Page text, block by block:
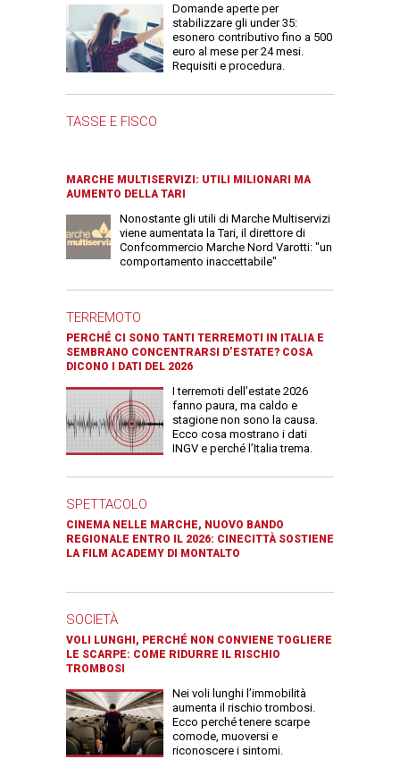
Domande aperte per
stabilizzare gli under 35:
esonero contributivo fino a 500
euro al mese per 24 mesi.
Requisiti e procedura.
TASSE E FISCO
MARCHE MULTISERVIZI: UTILI MILIONARI MA
AUMENTO DELLA TARI
Nonostante gli utili di Marche Multiservizi
viene aumentata la Tari, il direttore di
Confcommercio Marche Nord Varotti: "un
comportamento inaccettabile"
TERREMOTO
PERCHÉ CI SONO TANTI TERREMOTI IN ITALIA E
SEMBRANO CONCENTRARSI D’ESTATE? COSA
DICONO I DATI DEL 2026
I terremoti dell’estate 2026
fanno paura, ma caldo e
stagione non sono la causa.
Ecco cosa mostrano i dati
INGV e perché l’Italia trema.
SPETTACOLO
CINEMA NELLE MARCHE, NUOVO BANDO
REGIONALE ENTRO IL 2026: CINECITTÀ SOSTIENE
LA FILM ACADEMY DI MONTALTO
SOCIETÀ
VOLI LUNGHI, PERCHÉ NON CONVIENE TOGLIERE
LE SCARPE: COME RIDURRE IL RISCHIO
TROMBOSI
Nei voli lunghi l’immobilità
aumenta il rischio trombosi.
Ecco perché tenere scarpe
comode, muoversi e
riconoscere i sintomi.